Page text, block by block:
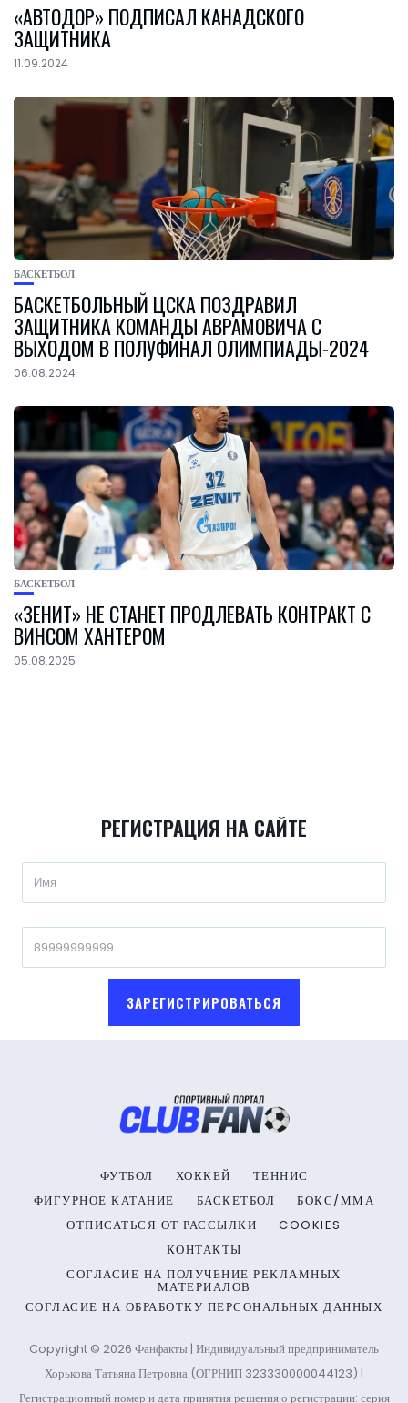
«АВТОДОР» ПОДПИСАЛ КАНАДСКОГО
ЗАЩИТНИКА
11.09.2024
БАСКЕТБОЛ
БАСКЕТБОЛЬНЫЙ ЦСКА ПОЗДРАВИЛ
ЗАЩИТНИКА КОМАНДЫ АВРАМОВИЧА С
ВЫХОДОМ В ПОЛУФИНАЛ ОЛИМПИАДЫ-2024
06.08.2024
БАСКЕТБОЛ
«ЗЕНИТ» НЕ СТАНЕТ ПРОДЛЕВАТЬ КОНТРАКТ С
ВИНСОМ ХАНТЕРОМ
05.08.2025
РЕГИСТРАЦИЯ НА САЙТЕ
ЗАРЕГИСТРИРОВАТЬСЯ
ФУТБОЛ ХОККЕЙ
ТЕННИС
ФИГУРНОЕ КАТАНИЕ
БАСКЕТБОЛ
БОКС/ММА
ОТПИСАТЬСЯ ОТ РАССЫЛКИ
COOKIES
КОНТАКТЫ
СОГЛАСИЕ НА ПОЛУЧЕНИЕ РЕКЛАМНЫХ
МАТЕРИАЛОВ
СОГЛАСИЕ НА ОБРАБОТКУ ПЕРСОНАЛЬНЫХ ДАННЫХ
Copyright © 2026 Фанфакты | Индивидуальный предприниматель
Хорькова Татьяна Петровна (ОГРНИП 323330000044123) |
Регистрационный номер и дата принятия решения о регистрации: серия